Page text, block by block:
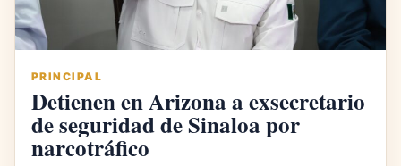
PRINCIPAL
Detienen en Arizona a exsecretario
de seguridad de Sinaloa por
narcotráfico